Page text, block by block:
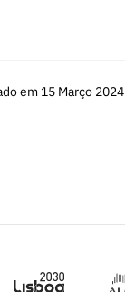
em 15 Março 2024